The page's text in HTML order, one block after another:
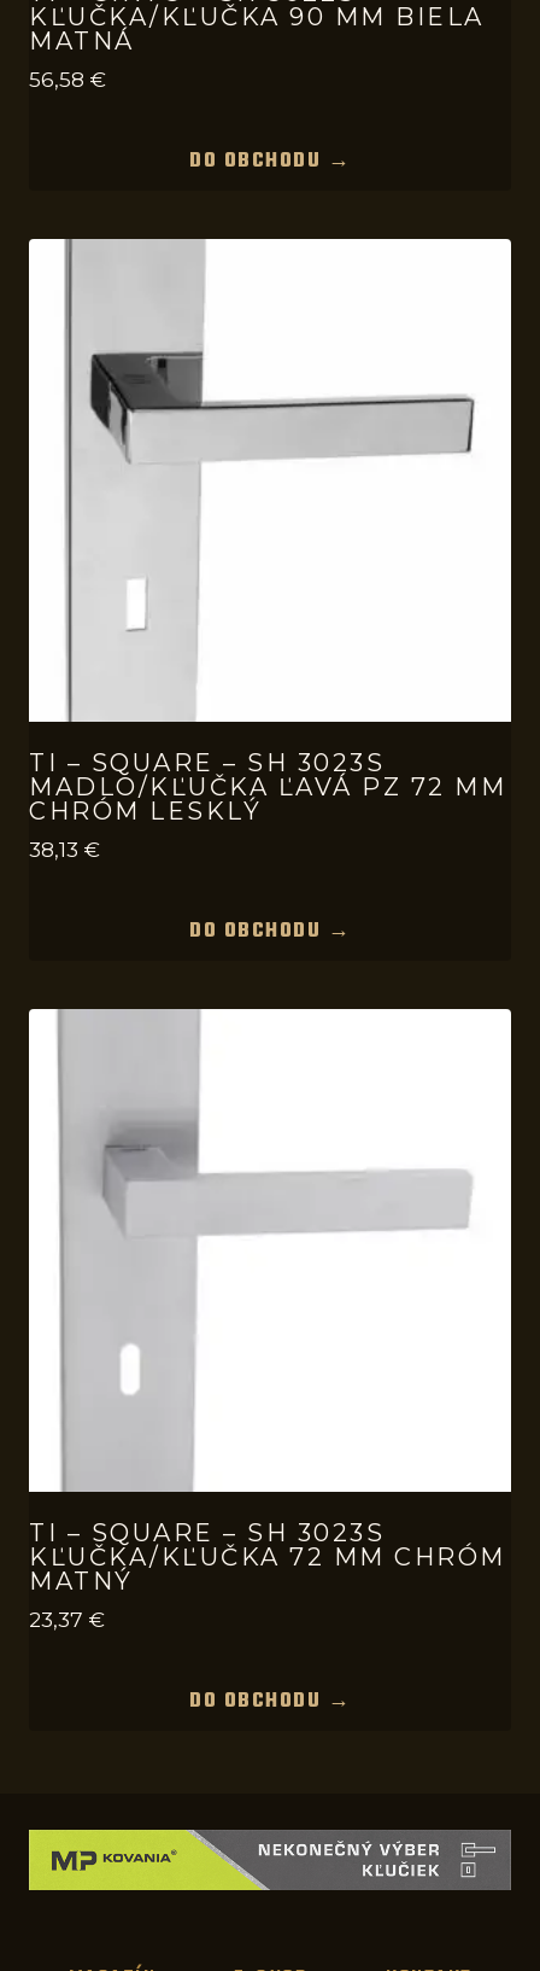
KĽUČKA/KĽUČKA 90 MM BIELA
MATNÁ
56,58 €
DO OBCHODU →
TI – SQUARE – SH 3023S
MADLO/KĽUČKA ĽAVÁ PZ 72 MM
CHRÓM LESKLÝ
38,13 €
DO OBCHODU →
TI – SQUARE – SH 3023S
KĽUČKA/KĽUČKA 72 MM CHRÓM
MATNÝ
23,37 €
DO OBCHODU →